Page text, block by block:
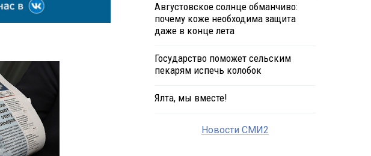
Августовское солнце обманчиво:
почему коже необходима защита
даже в конце лета
Государство поможет сельским
пекарям испечь колобок
Ялта, мы вместе!
Новости СМИ2